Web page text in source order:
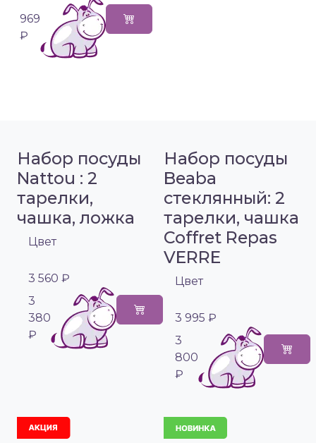
969
₽
Набор посуды
Nattou : 2
тарелки,
чашка, ложка
Цвет
3 560 ₽
3
380
₽
Набор посуды
Beaba
стеклянный: 2
тарелки, чашка
Coffret Repas
VERRE
Цвет
3 995 ₽
3
800
₽